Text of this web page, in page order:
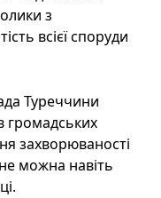
з
всієї споруди
Туреччини
громадських
захворюваності
можна навіть